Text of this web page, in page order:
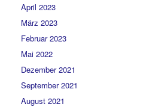
April 2023
März 2023
Februar 2023
Mai 2022
Dezember 2021
September 2021
August 2021